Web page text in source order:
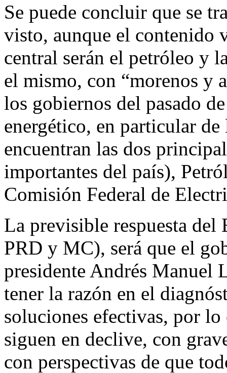
Se puede concluir que se
visto, aunque el contenido
central serán el petróleo y
el mismo, con “morenos y
los gobiernos del pasado
energético, en particular
encuentran las dos
importantes del país),
Comisión Federal de
La previsible respuesta
PRD y MC), será que el
presidente Andrés Manuel
tener la razón en el
soluciones efectivas, por lo
siguen en declive, con
con perspectivas de que